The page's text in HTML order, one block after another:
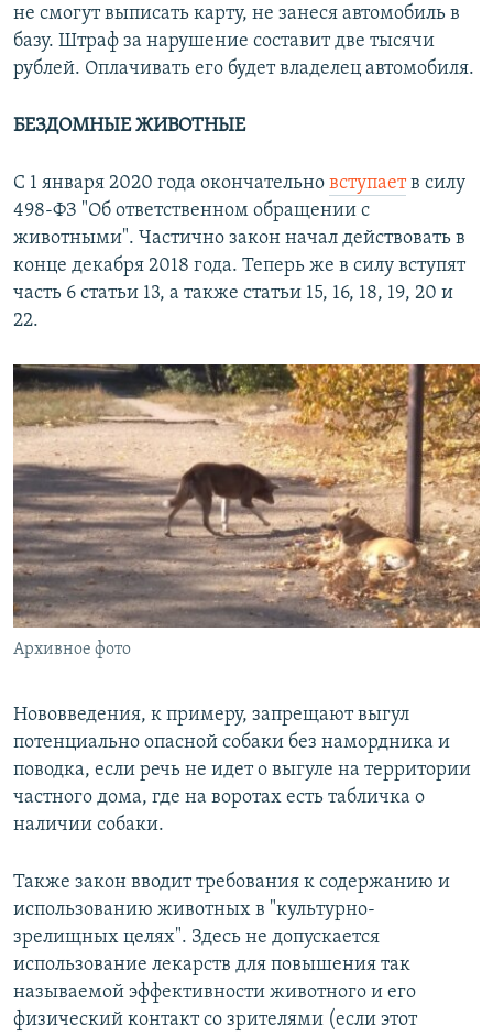
не смогут выписать карту, не занеся автомобиль в
базу. Штраф за нарушение составит две тысячи
рублей. Оплачивать его будет владелец автомобиля.
БЕЗДОМНЫЕ ЖИВОТНЫЕ
С 1 января 2020 года окончательно вступаетв силу
498-ФЗ "Об ответственном обращении с
животными". Частично закон начал действовать в
конце декабря 2018 года. Теперь же в силу вступят
часть 6 статьи 13, а также статьи 15, 16, 18, 19, 20 и
22.
Архивное фото
Нововведения, к примеру, запрещают выгул
потенциально опасной собаки без намордника и
поводка, если речь не идет о выгуле на территории
частного дома, где на воротах есть табличка о
наличии собаки.
Также закон вводит требования к содержанию и
использованию животных в "культурно-
зрелищных целях". Здесь не допускается
использование лекарств для повышения так
называемой эффективности животного и его
физический контакт со зрителями (если этот